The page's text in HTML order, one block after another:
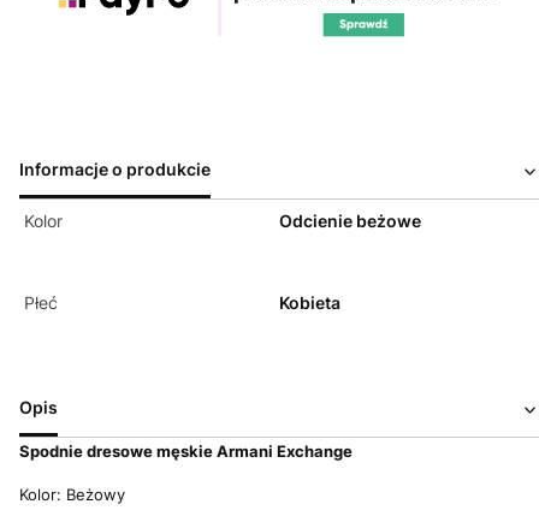
Informacje o produkcie
Kolor Odcienie beżowe
Płeć Kobieta
Opis
Spodnie dresowe męskie Armani Exchange
Kolor: Beżowy